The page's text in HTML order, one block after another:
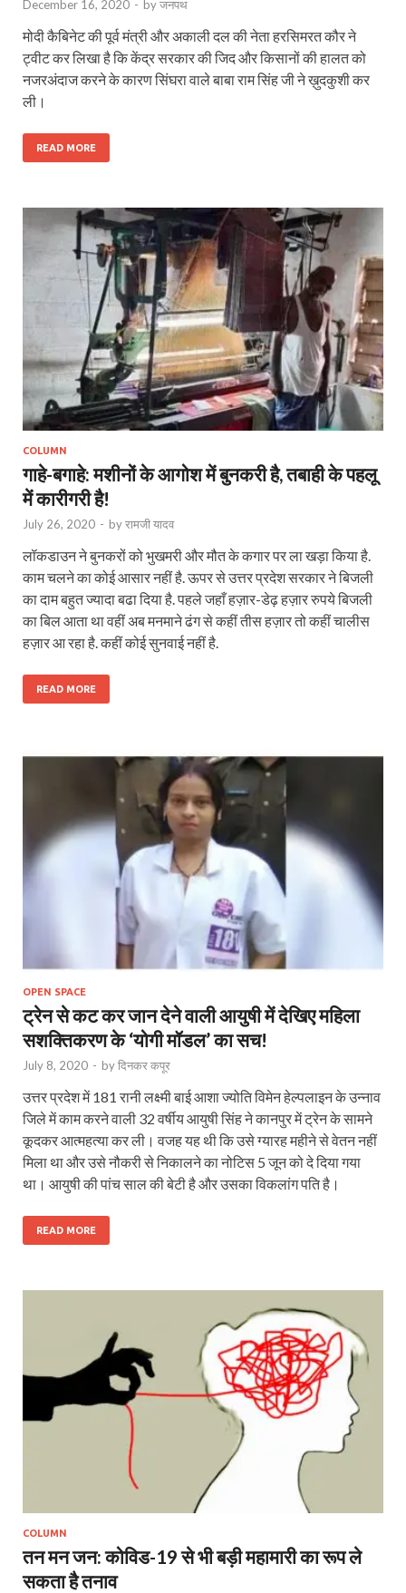
December 16, 2020 - byजनपथ
मोदी कैबिनेट की पूर्व मंत्री और अकाली दल की नेता हरसिमरत कौर ने
ट्वीट कर लिखा है कि केंद्र सरकार की जिद और किसानों की हालत को
नजरअंदाज करने के कारण सिंघरा वाले बाबा राम सिंह जी ने ख़ुदकुशी कर
ली।
READ MORE
COLUMN
गाहे-बगाहे: मशीनों के आगोश में बुनकरी है, तबाही के पहलू
में कारीगरी है!
July 26, 2020 - byरामजी यादव
लॉकडाउन ने बुनकरों को भुखमरी और मौत के कगार पर ला खड़ा किया है.
काम चलने का कोई आसार नहीं है. ऊपर से उत्तर प्रदेश सरकार ने बिजली
का दाम बहुत ज्यादा बढा दिया है. पहले जहाँ हज़ार-डेढ़ हज़ार रुपये बिजली
का बिल आता था वहीं अब मनमाने ढंग से कहीं तीस हज़ार तो कहीं चालीस
हज़ार आ रहा है. कहीं कोई सुनवाई नहीं है.
READ MORE
OPEN SPACE
ट्रेन से कट कर जान देने वाली आयुषी में देखिए महिला
सशक्तिकरण के ‘योगी मॉडल’ का सच!
July 8, 2020 - byदिनकर कपूर
उत्तर प्रदेश में 181 रानी लक्ष्मी बाई आशा ज्योति विमेन हेल्पलाइन के उन्नाव
जिले में काम करने वाली 32 वर्षीय आयुषी सिंह ने कानपुर में ट्रेन के सामने
कूदकर आत्महत्या कर ली। वजह यह थी कि उसे ग्यारह महीने से वेतन नहीं
मिला था और उसे नौकरी से निकालने का नोटिस 5 जून को दे दिया गया
था। आयुषी की पांच साल की बेटी है और उसका विकलांग पति है।
READ MORE
COLUMN
तन मन जन: कोविड-19 से भी बड़ी महामारी का रूप ले
सकता है तनाव